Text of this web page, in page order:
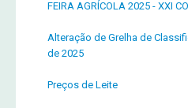
FEIRA AGRÍCOLA 2025 - XXI
Alteração de Grelha de
de 2025
Preços de Leite